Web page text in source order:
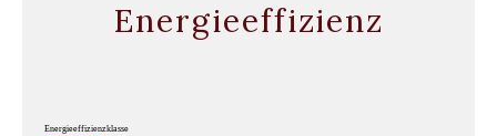
Energieeffizienz
Energieeffizienzklasse